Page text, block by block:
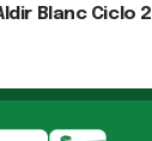
Blanc Ciclo 2